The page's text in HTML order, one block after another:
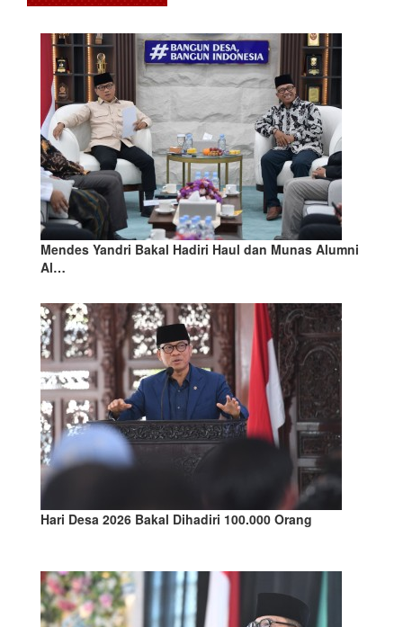
Mendes Yandri Bakal Hadiri Haul dan Munas Alumni
Al…
Hari Desa 2026 Bakal Dihadiri 100.000 Orang